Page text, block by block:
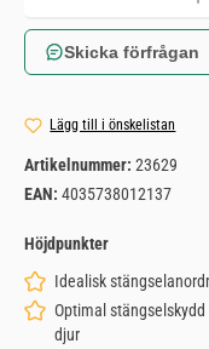
Skicka förfrågan
Lägg till i önskelistan
Artikelnummer: 23629
EAN: 4035738012137
Höjdpunkter
Idealisk
Optimal
djur